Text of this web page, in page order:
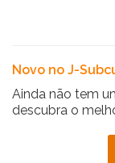
Novo no J-
Ainda não tem
descubra o